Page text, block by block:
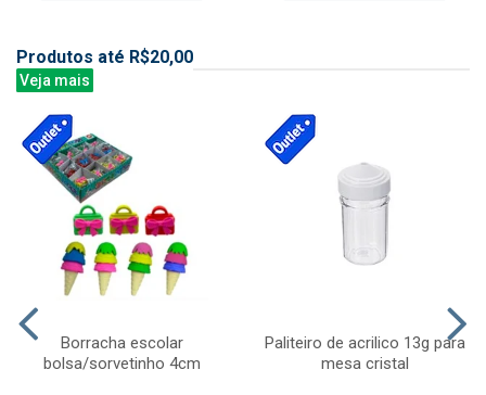
Produtos até R$20,00
Veja mais
Borracha escolar
bolsa/sorvetinho 4cm
Paliteiro de acrilico 13g para
mesa cristal